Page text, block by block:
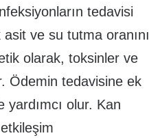
tedavisi
ve su tutma oranını
olarak, toksinler ve
Ödemin tedavisine ek
olur. Kan